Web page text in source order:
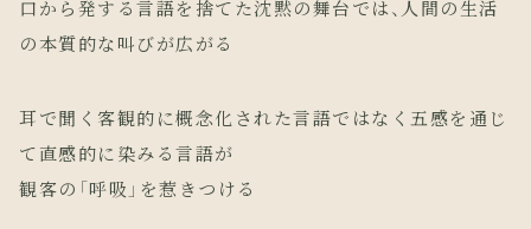
口から発する言語を捨てた沈黙の舞台では、人間の生活
の本質的な叫びが広がる
耳で聞く客観的に概念化された言語ではなく五感を通じ
て直感的に染みる言語が
観客の「呼吸」を惹きつける